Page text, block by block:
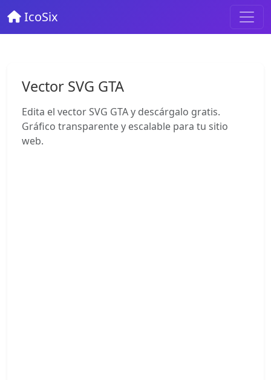
IcoSix
Vector SVG GTA
Edita el vector SVG GTA y descárgalo gratis.
Gráfico transparente y escalable para tu sitio
web.